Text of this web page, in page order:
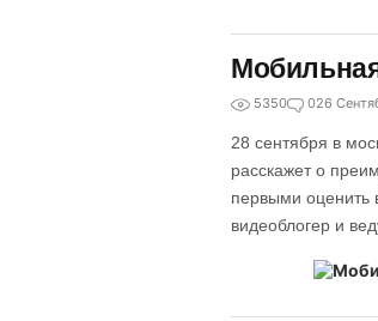
5350 026
28 сентября в
расскажет о
первыми оценить
видеоблогер и